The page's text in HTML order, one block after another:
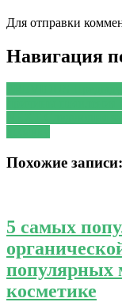
Для отправки
Навигация
Похожие записи:
5 самых
популярных
косметике